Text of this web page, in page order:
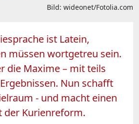
Bild: wideonet/Fotolia.com
ist Latein,
müssen wortgetreu sein.
die Maxime – mit teils
Nun schafft
- und macht einen
der Kurienreform.